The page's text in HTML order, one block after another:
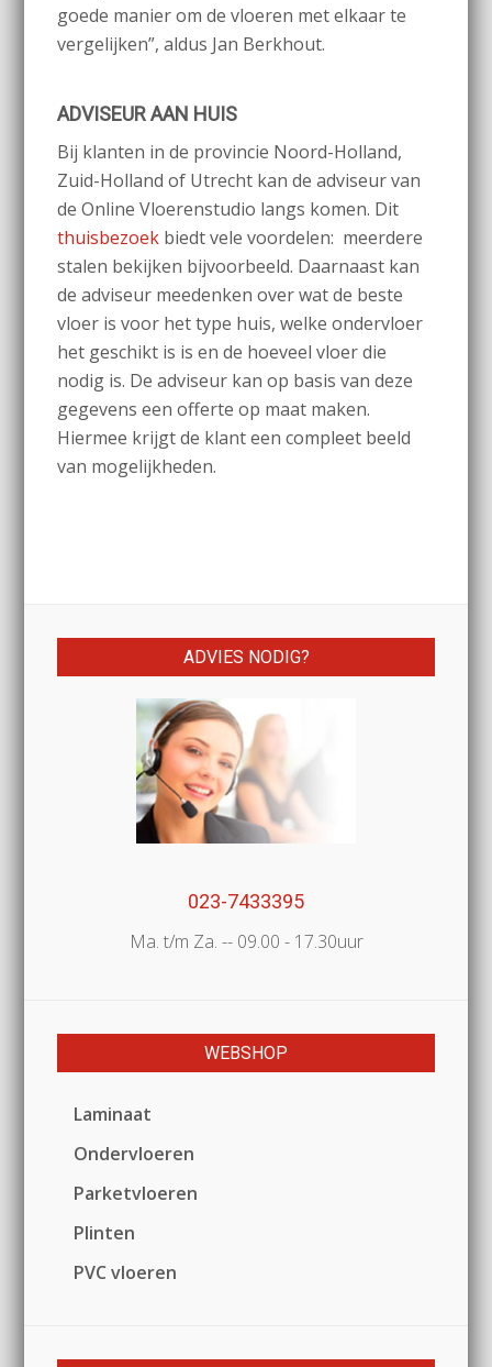
goede manier om de vloeren met elkaar te
vergelijken”, aldus Jan Berkhout.
ADVISEUR AAN HUIS
Bij klanten in de provincie Noord-Holland,
Zuid-Holland of Utrecht kan de adviseur van
de Online Vloerenstudio langs komen. Dit
thuisbezoek biedt vele voordelen: meerdere
stalen bekijken bijvoorbeeld. Daarnaast kan
de adviseur meedenken over wat de beste
vloer is voor het type huis, welke ondervloer
het geschikt is is en de hoeveel vloer die
nodig is. De adviseur kan op basis van deze
gegevens een offerte op maat maken.
Hiermee krijgt de klant een compleet beeld
van mogelijkheden.
ADVIES NODIG?
023-7433395
Ma. t/m Za. -- 09.00 - 17.30uur
WEBSHOP
Laminaat
Ondervloeren
Parketvloeren
Plinten
PVC vloeren